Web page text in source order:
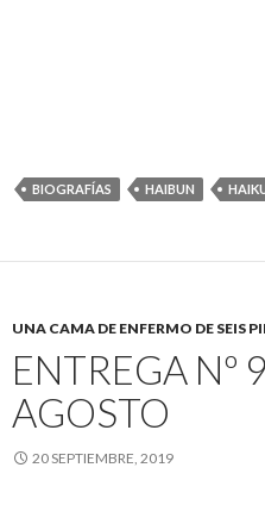
BIOGRAFÍAS HAIBUN
UNA CAMA DE ENFERMO DE SEIS
ENTREGA Nº
AGOSTO
20 SEPTIEMBRE, 2019